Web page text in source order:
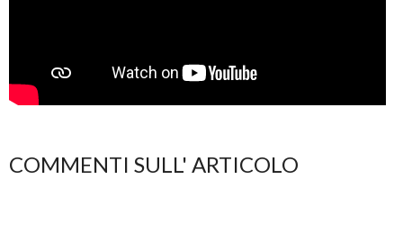
COMMENTI SULL' ARTICOLO